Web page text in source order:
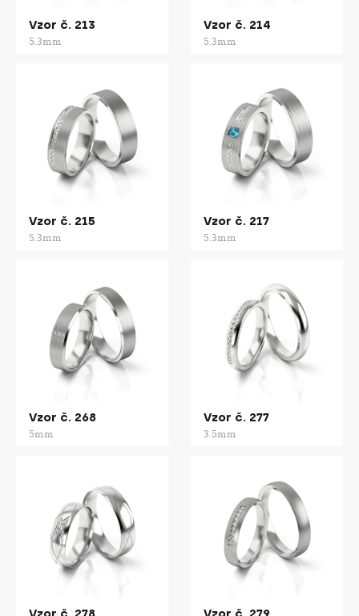
Vzor č. 213
5.3mm
Vzor č. 214
5.3mm
Vzor č. 215
5.3mm
Vzor č. 217
5.3mm
Vzor č. 268
5mm
Vzor č. 277
3.5mm